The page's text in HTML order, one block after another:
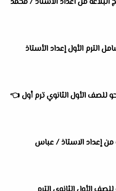
الترم الأول إعداد الأستاذ
للصف الأول الثانوي ترم أول👈
من إعداد الاستاذ / عباس